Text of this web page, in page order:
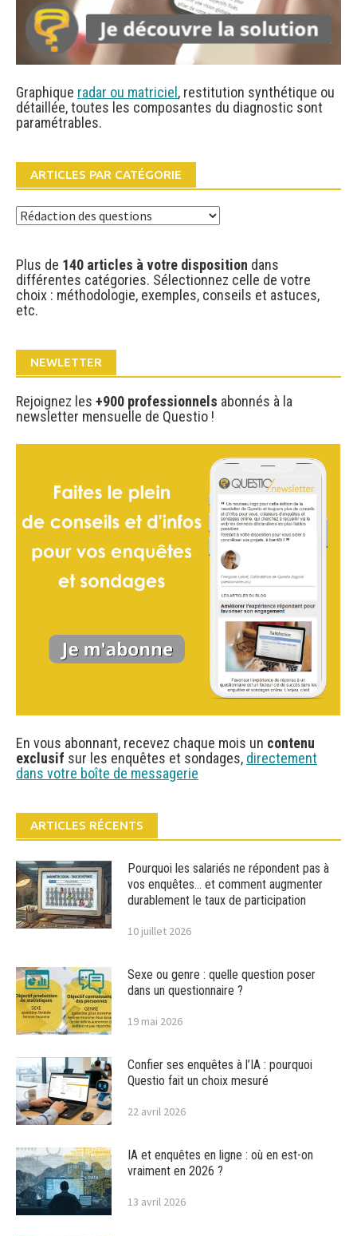
Graphique radar ou matriciel , restitution synthétique ou
détaillée, toutes les composantes du diagnostic sont
paramétrables.
ARTICLES PAR CATÉGORIE
Articles
Plus de 140 articles à votre disposition dans
différentes catégories. Sélectionnez celle de votre
choix : méthodologie, exemples, conseils et astuces,
etc.
NEWLETTER
Rejoignez les +900 professionnels abonnés à la
newsletter mensuelle de Questio !
En vous abonnant, recevez chaque mois un contenu
exclusif sur les enquêtes et sondages, directement
dans votre boîte de messagerie
ARTICLES RÉCENTS
Pourquoi les salariés ne répondent pas à
vos enquêtes… et comment augmenter
durablement le taux de participation
10 juillet 2026
Sexe ou genre : quelle question poser
dans un questionnaire ?
19 mai 2026
Confier ses enquêtes à l’IA : pourquoi
Questio fait un choix mesuré
22 avril 2026
IA et enquêtes en ligne : où en est-on
vraiment en 2026 ?
13 avril 2026